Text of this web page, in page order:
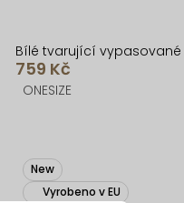
Bílé tvarující vypasované
759 Kč
ONESIZE
New
Vyrobeno v EU